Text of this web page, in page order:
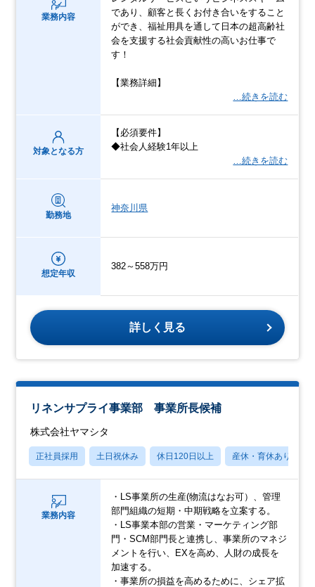
業務内容
であり、顧客と長くお付き合いをすること
ができ、福祉用具を通して日本の超高齢社
会を支援する社会貢献性の高いお仕事で
す！
【業務詳細】
…続きを読む
対象となる方
【必須要件】
◆社会人経験1年以上
…続きを読む
勤務地
神奈川県
想定年収
382～558万円
詳しく見る
リネンサプライ事業部 事業所長候補
株式会社ヤマシタ
正社員採用 土日祝休み 休日120日以上 産休・育休あり
業務内容
・LS事業所の生産(物流はなお可）、管理
部門組織の短期・中期戦略を立案する。
・LS事業本部の営業・マーケティング部
門・SCM部門長と連携し、事業所のマネジ
メントを行い、EXを高め、人財の成長を
加速する。
・事業所の損益を高めるために、シェア拡